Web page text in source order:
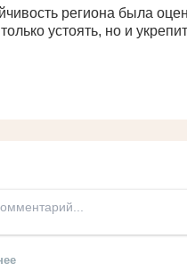
региона была
устоять, но и